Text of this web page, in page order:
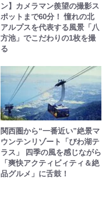
ン】カメラマン羨望の撮影ス
ポットまで60分！ 憧れの北
アルプスを代表する風景「八
方池」でこだわりの1枚を撮
る
関西圏から“一番近い”絶景マ
ウンテンリゾート「びわ湖テ
ラス」 四季の風を感じながら
「爽快アクティビィティ＆絶
品グルメ」に舌鼓！